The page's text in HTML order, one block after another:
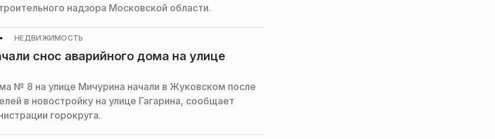
надзора Московской области.
НЕДВИЖИМОСТЬ
снос аварийного дома на улице
№ 8 на улице Мичурина начали в Жуковском после
в новостройку на улице Гагарина, сообщает
горокруга.